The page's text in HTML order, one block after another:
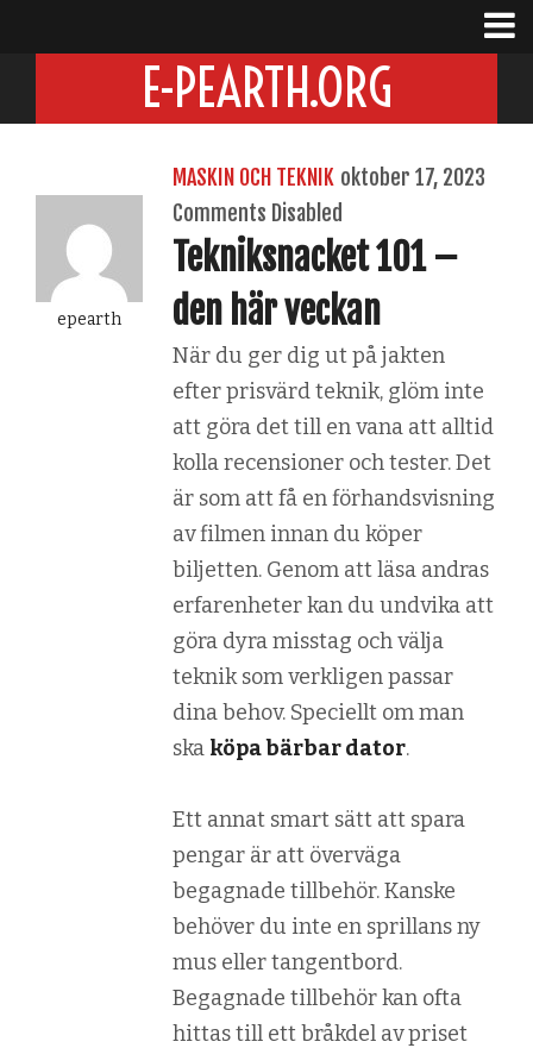
E-PEARTH.ORG
epearth
MASKIN OCH TEKNIK oktober 17, 2023
Comments Disabled
Tekniksnacket 101 –
den här veckan
När du ger dig ut på jakten
efter prisvärd teknik, glöm inte
att göra det till en vana att alltid
kolla recensioner och tester. Det
är som att få en förhandsvisning
av filmen innan du köper
biljetten. Genom att läsa andras
erfarenheter kan du undvika att
göra dyra misstag och välja
teknik som verkligen passar
dina behov. Speciellt om man
ska köpa bärbar dator.
Ett annat smart sätt att spara
pengar är att överväga
begagnade tillbehör. Kanske
behöver du inte en sprillans ny
mus eller tangentbord.
Begagnade tillbehör kan ofta
hittas till ett bråkdel av priset